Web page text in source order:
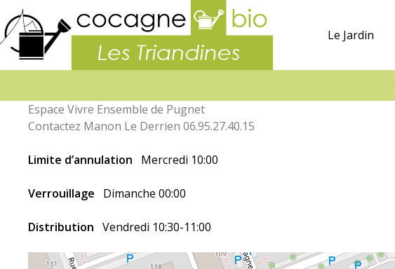
Le Jardin
Espace Vivre Ensemble de Pugnet
Contactez Manon Le Derrien 06.95.27.40.15
Limite d’annulation Mercredi 10:00
Verrouillage Dimanche 00:00
Distribution Vendredi 10:30-11:00